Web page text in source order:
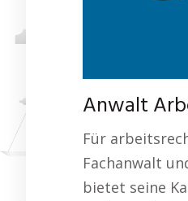
Anwalt
Für
Fachanwalt
bietet seine